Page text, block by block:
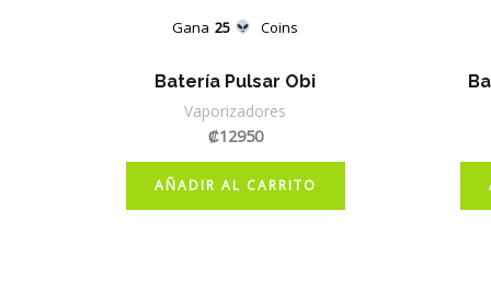
Gana 25 Coins
Batería Pulsar Obi
Vaporizadores
₡12950
AÑADIR AL CARRITO